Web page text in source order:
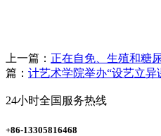
上一篇： 正在自免、生殖和糖
篇： 计艺术学院举办“设艺立异
24小时全国服务热线
+86-13305816468